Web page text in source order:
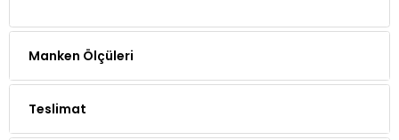
Manken Ölçüleri
Teslimat